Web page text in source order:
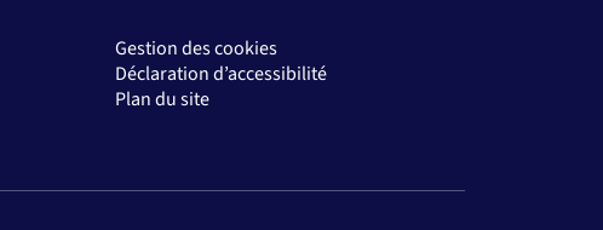
Gestion des cookies
Déclaration d’accessibilité
Plan du site